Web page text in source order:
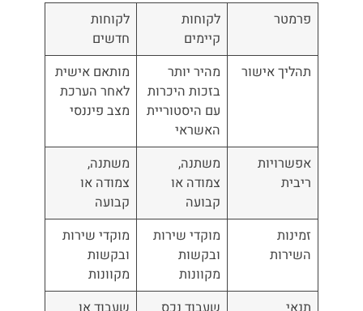
פרמטר
לקוחות
קיימים
לקוחות
חדשים
תהליך אישור
מהיר יותר
בזכות היכרות
עם היסטוריית
האשראי
מותאם אישית
לאחר הערכת
מצב פיננסי
אפשרויות
ריבית
משתנה,
צמודה או
קבועה
משתנה,
צמודה או
קבועה
זמינות
השירות
מוקדי שירות
ובקשות
מקוונות
מוקדי שירות
ובקשות
מקוונות